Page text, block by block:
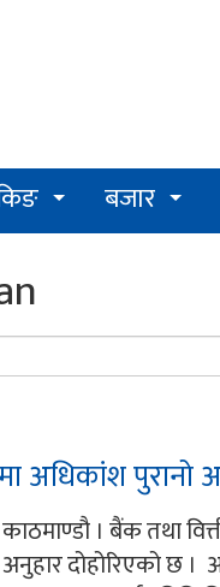
बजार
पुरानो
काठमाण्डौ । बैंक तथा
अनुहार दोहोरिएको छ ।